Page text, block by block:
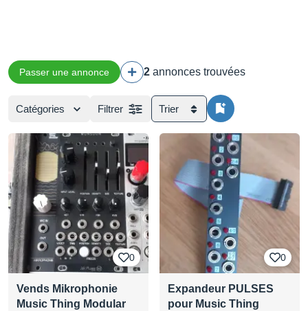
Passer une annonce 2 annonces trouvées
Catégories Filtrer Trier
0
Vends Mikrophonie
Music Thing Modular
0
Expandeur PULSES
pour Music Thing